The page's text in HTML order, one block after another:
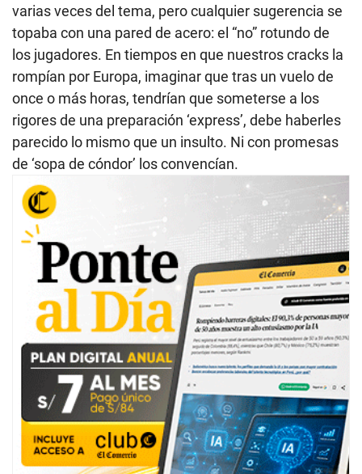
varias veces del tema, pero cualquier sugerencia se
topaba con una pared de acero: el “no” rotundo de
los jugadores. En tiempos en que nuestros cracks la
rompían por Europa, imaginar que tras un vuelo de
once o más horas, tendrían que someterse a los
rigores de una preparación ‘express’, debe haberles
parecido lo mismo que un insulto. Ni con promesas
de ‘sopa de cóndor’ los convencían.